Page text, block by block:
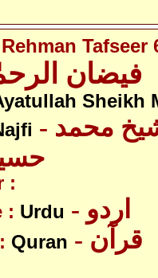
Tafseer
فیضان الرحمٰن
Sheikh
- آیت اللہ شیخ محمد
:
: Urdu - اردو
Quran - قرآن